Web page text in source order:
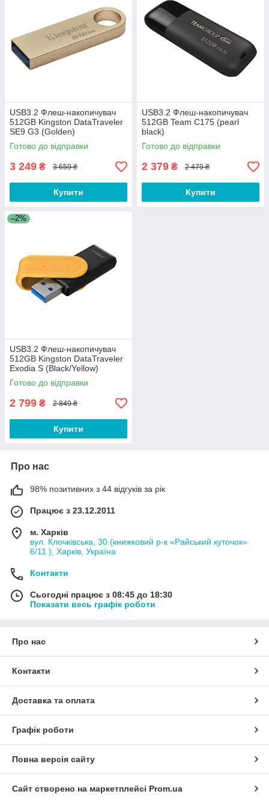
USB3.2 Флеш-накопичувач
512GB Kingston DataTraveler
SE9 G3 (Golden)
Готово до відправки
3 249 ₴ 3 659 ₴
Купити
USB3.2 Флеш-накопичувач
512GB Team C175 (pearl
black)
Готово до відправки
2 379 ₴ 2 479 ₴
Купити
–2%
USB3.2 Флеш-накопичувач
512GB Kingston DataTraveler
Exodia S (Black/Yellow)
Готово до відправки
2 799 ₴ 2 849 ₴
Купити
Про нас
98% позитивних з 44 відгуків за рік
Працює з 23.12.2011
м. Харків
вул. Клочківська, 30 (книжковий р-к «Райський куточок»
6/11 ), Харків, Україна
Контакти
Сьогодні працює з 08:45 до 18:30
Показати весь графік роботи
Про нас
Контакти
Доставка та оплата
Графік роботи
Повна версія сайту
Сайт створено на маркетплейсі Prom.ua